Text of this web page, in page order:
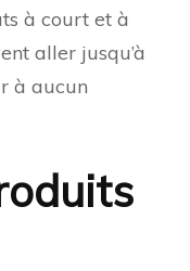
à court et à
aller jusqu’à
à aucun